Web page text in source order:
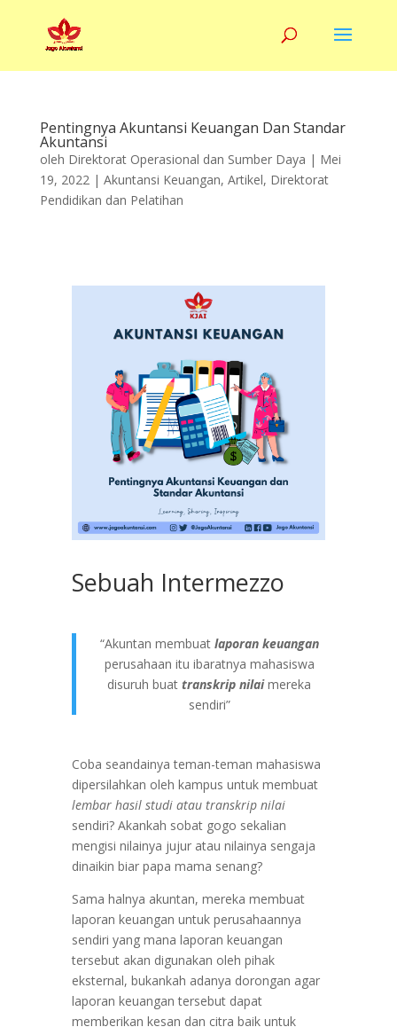
Pentingnya Akuntansi Keuangan Dan Standar
Akuntansi
oleh Direktorat Operasional dan Sumber Daya | Mei
19, 2022| Akuntansi Keuangan, Artikel, Direktorat
Pendidikan dan Pelatihan
Sebuah Intermezzo
“Akuntan membuat laporan keuangan
perusahaan itu ibaratnya mahasiswa
disuruh buattranskrip nilaimereka
sendiri”
Coba seandainya teman-teman mahasiswa
dipersilahkan oleh kampus untuk membuat
lembar hasil studi atau transkrip nilai
sendiri? Akankah sobat gogo sekalian
mengisi nilainya jujur atau nilainya sengaja
dinaikin biar papa mama senang?
Sama halnya akuntan, mereka membuat
laporan keuangan untuk perusahaannya
sendiri yang mana laporan keuangan
tersebut akan digunakan oleh pihak
eksternal, bukankah adanya dorongan agar
laporan keuangan tersebut dapat
memberikan kesan dan citra baik untuk